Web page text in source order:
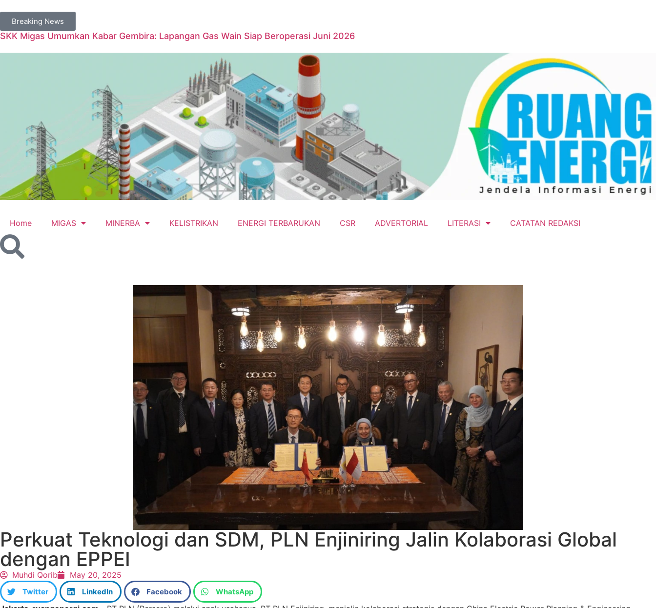
Breaking News
SKK Migas Umumkan Kabar Gembira: Lapangan Gas Wain Siap Beroperasi Juni 2026
Home MIGAS MINERBA KELISTRIKAN ENERGI TERBARUKAN CSR ADVERTORIAL LITERASI CATATAN REDAKSI
Perkuat Teknologi dan SDM, PLN Enjiniring Jalin Kolaborasi Global
dengan EPPEI
Muhdi Qorib May 20, 2025
Twitter LinkedIn Facebook WhatsApp